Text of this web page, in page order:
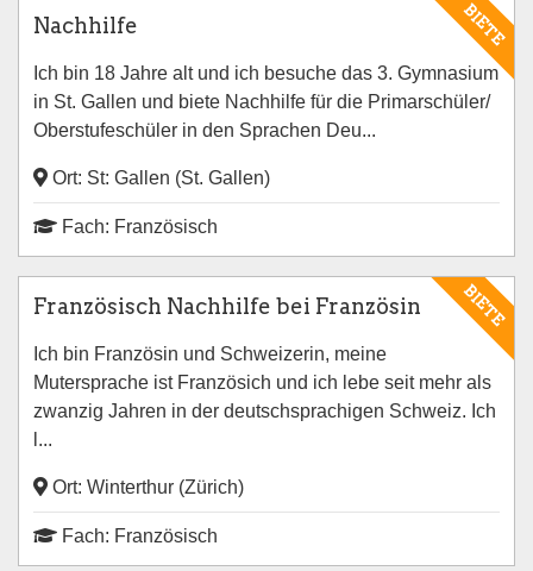
BIETE
Nachhilfe
Ich bin 18 Jahre alt und ich besuche das 3. Gymnasium
in St. Gallen und biete Nachhilfe für die Primarschüler/
Oberstufeschüler in den Sprachen Deu...
Ort: St: Gallen (St. Gallen)
Fach: Französisch
BIETE
Französisch Nachhilfe bei Französin
Ich bin Französin und Schweizerin, meine
Mutersprache ist Französich und ich lebe seit mehr als
zwanzig Jahren in der deutschsprachigen Schweiz. Ich
l...
Ort: Winterthur (Zürich)
Fach: Französisch